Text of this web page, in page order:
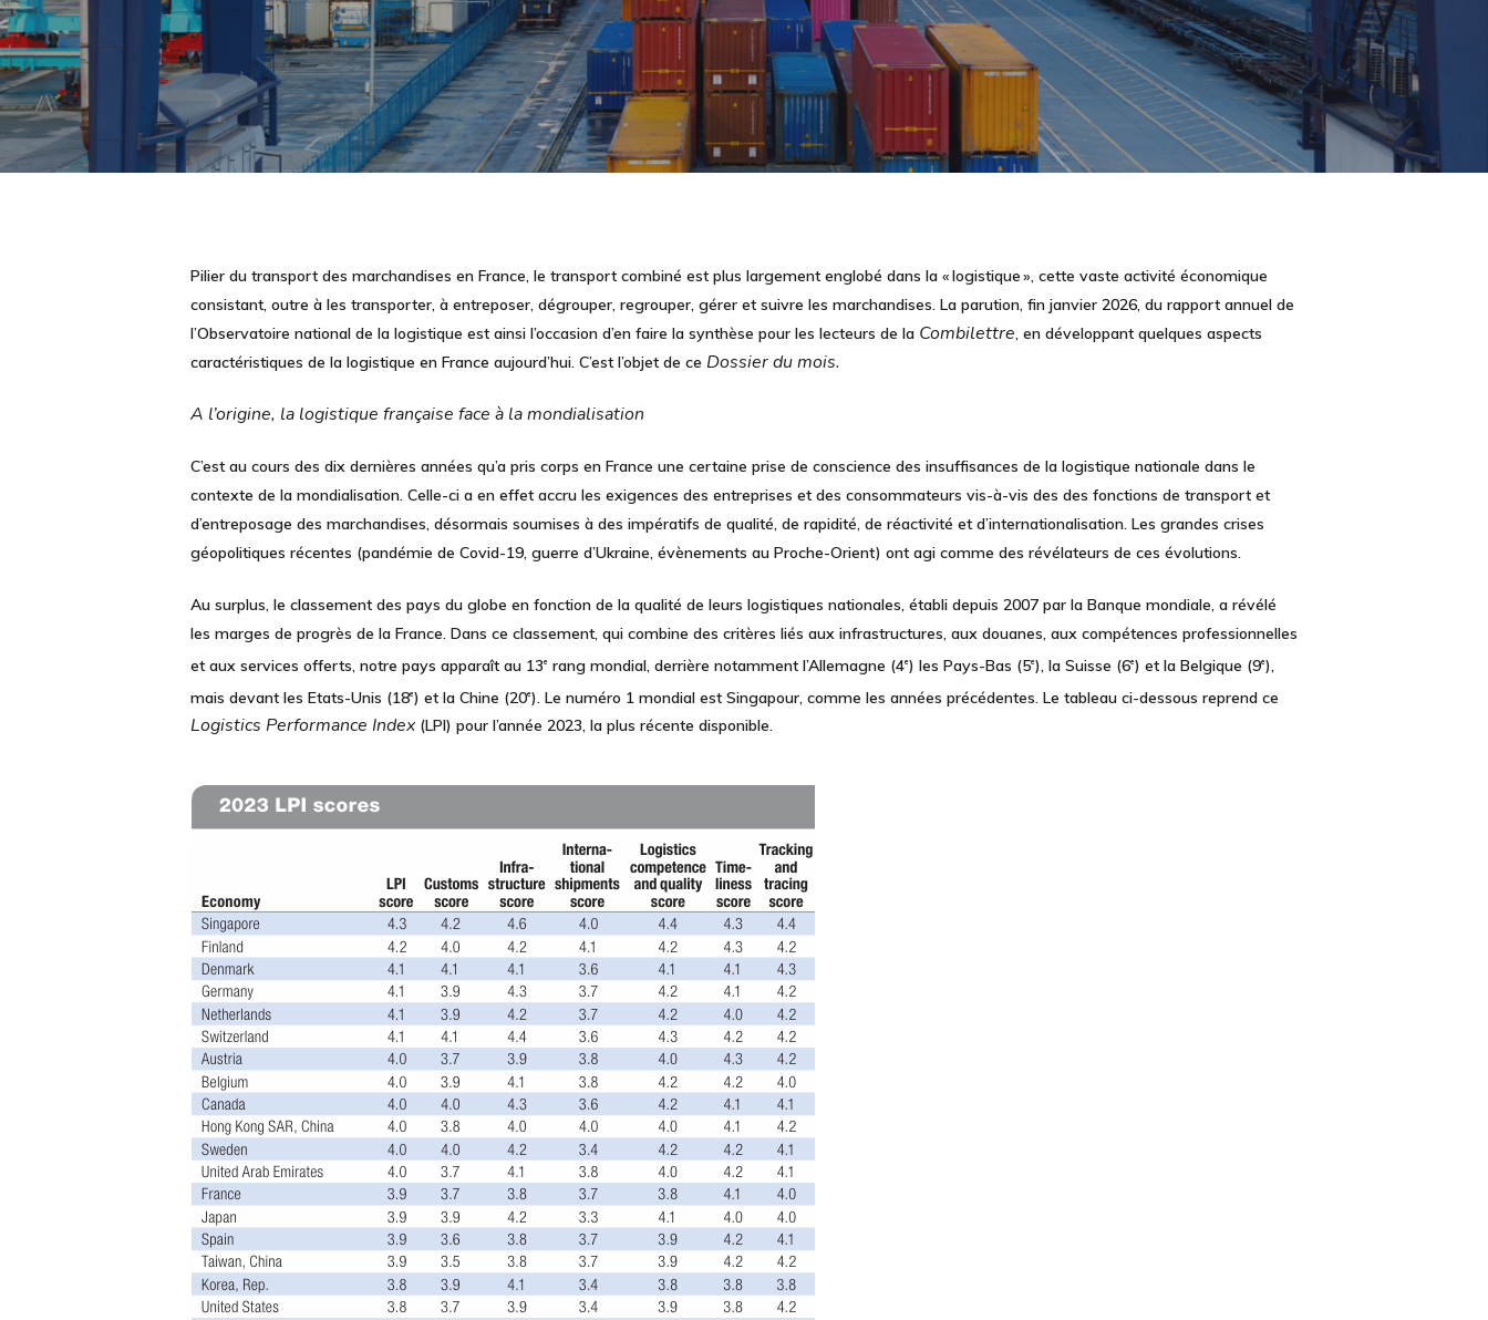
Pilier du transport des marchandises en France, le transport combiné est plus largement englobé dans la « logistique », cette vaste activité économique
consistant, outre à les transporter, à entreposer, dégrouper, regrouper, gérer et suivre les marchandises. La parution, fin janvier 2026, du rapport annuel de
l’Observatoire national de la logistique est ainsi l’occasion d’en faire la synthèse pour les lecteurs de la Combilettre, en développant quelques aspects
caractéristiques de la logistique en France aujourd’hui. C’est l’objet de ce Dossier du mois.
A l’origine, la logistique française face à la mondialisation
C’est au cours des dix dernières années qu’a pris corps en France une certaine prise de conscience des insuffisances de la logistique nationale dans le
contexte de la mondialisation. Celle-ci a en effet accru les exigences des entreprises et des consommateurs vis-à-vis des des fonctions de transport et
d’entreposage des marchandises, désormais soumises à des impératifs de qualité, de rapidité, de réactivité et d’internationalisation. Les grandes crises
géopolitiques récentes (pandémie de Covid-19, guerre d’Ukraine, évènements au Proche-Orient) ont agi comme des révélateurs de ces évolutions.
Au surplus, le classement des pays du globe en fonction de la qualité de leurs logistiques nationales, établi depuis 2007 par la Banque mondiale, a révélé
les marges de progrès de la France. Dans ce classement, qui combine des critères liés aux infrastructures, aux douanes, aux compétences professionnelles
et aux services offerts, notre pays apparaît au 13e rang mondial, derrière notamment l’Allemagne (4e) les Pays-Bas (5e), la Suisse (6e) et la Belgique (9e),
mais devant les Etats-Unis (18e) et la Chine (20e). Le numéro 1 mondial est Singapour, comme les années précédentes. Le tableau ci-dessous reprend ce
Logistics Performance Index (LPI) pour l’année 2023, la plus récente disponible.